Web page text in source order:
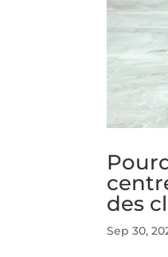
des
Sep 30,